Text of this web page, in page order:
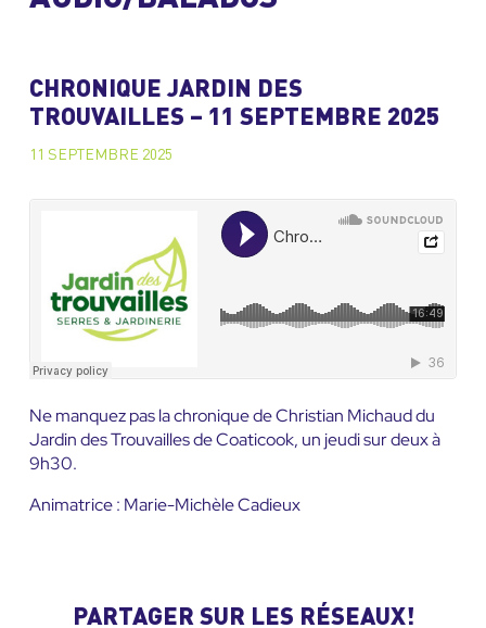
CHRONIQUE JARDIN DES
TROUVAILLES – 11 SEPTEMBRE 2025
11 SEPTEMBRE 2025
Ne manquez pas la chronique de Christian Michaud du
Jardin des Trouvailles de Coaticook, un jeudi sur deux à
9h30.
Animatrice : Marie-Michèle Cadieux
PARTAGER SUR LES RÉSEAUX!